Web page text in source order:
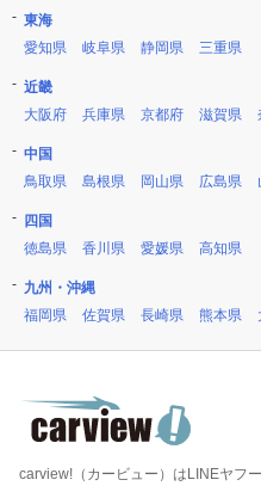
東海
愛知県
岐阜県 静岡県 三重県
近畿
大阪府
兵庫県 京都府 滋賀県
中国
鳥取県
島根県 岡山県 広島県
四国
徳島県
香川県 愛媛県 高知県
九州・沖縄
福岡県
佐賀県 長崎県 熊本県
carview!（カービュー）はLINEヤフ